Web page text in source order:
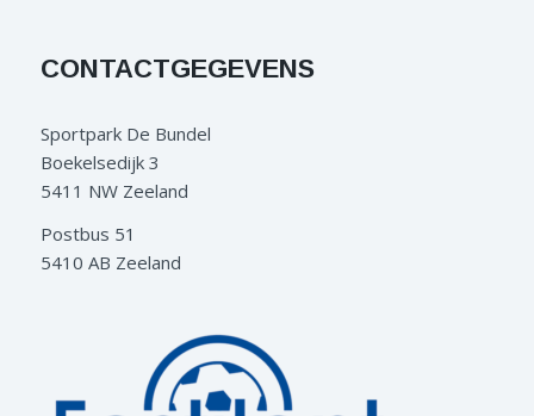
CONTACTGEGEVENS
Sportpark De Bundel
Boekelsedijk 3
5411 NW Zeeland
Postbus 51
5410 AB Zeeland